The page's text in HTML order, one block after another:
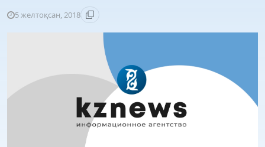
5 желтоқсан, 2018